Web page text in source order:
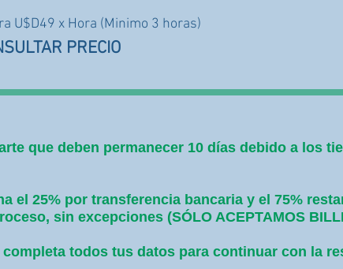
U$D49 x Hora (Minimo 3 horas)
PRECIO
que deben permanecer 10 días debido a los
el 25% por transferencia bancaria y el 75%
sin excepciones (SÓLO ACEPTAMOS
todos tus datos para continuar con la